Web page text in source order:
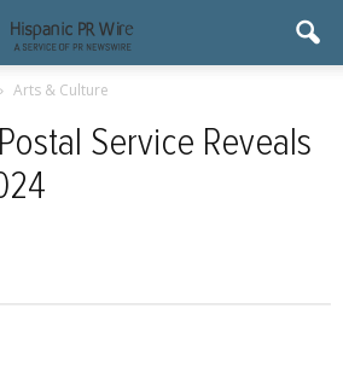
Arts & Culture
Service Reveals